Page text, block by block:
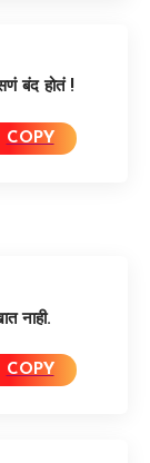
बंद होतं !
COPY
नाही.
COPY